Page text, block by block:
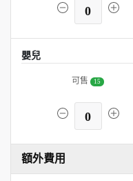
0
嬰兒
可售 15
0
額外費用